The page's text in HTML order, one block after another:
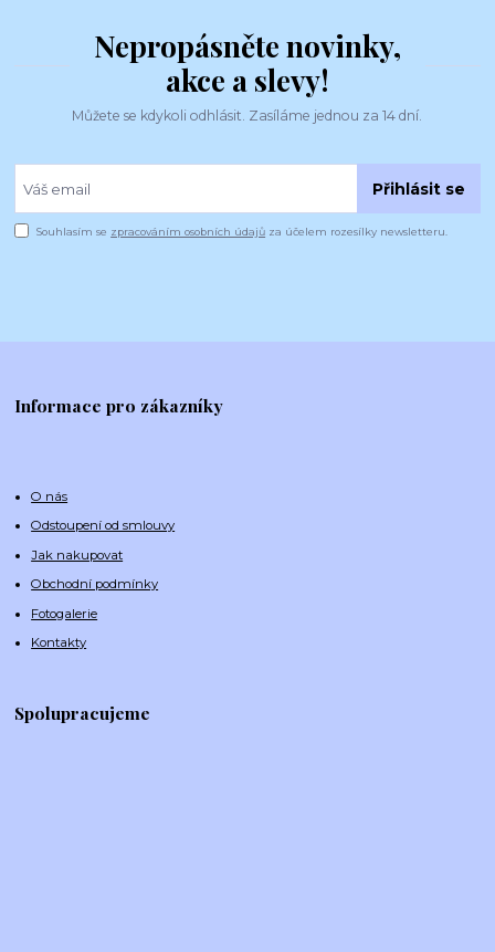
Nepropásněte novinky,
akce a slevy!
Můžete se kdykoli odhlásit. Zasíláme jednou za 14 dní.
Přihlásit se
Souhlasím se zpracováním osobních údajů za účelem rozesílky newsletteru.
Informace pro zákazníky
O nás
Odstoupení od smlouvy
Jak nakupovat
Obchodní podmínky
Fotogalerie
Kontakty
Spolupracujeme